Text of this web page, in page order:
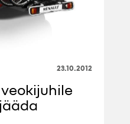
23.10.2012